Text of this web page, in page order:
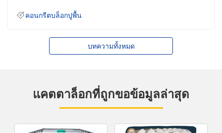
คอนกรีตบล็อกปูพื้น
บทความทั้งหมด
แคตตาล็อกที่ถูกขอข้อมูลล่าสุด